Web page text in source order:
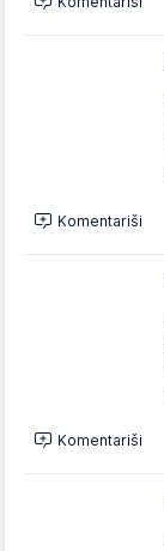
Komentariši
Komentariši